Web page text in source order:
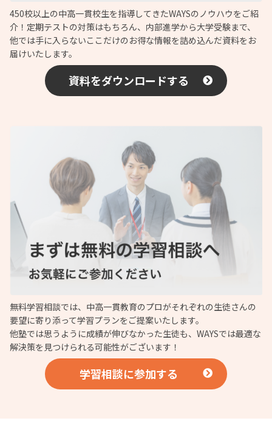
450校以上の中高一貫校生を指導してきたWAYSのノウハウをご紹
介！定期テストの対策はもちろん、内部進学から大学受験まで、
他では手に入らないここだけのお得な情報を詰め込んだ資料をお
届けいたします。
資料をダウンロードする
無料学習相談では、中高一貫教育のプロがそれぞれの生徒さんの
要望に寄り添って学習プランをご提案いたします。
他塾では思うように成績が伸びなかった生徒も、WAYSでは最適な
解決策を見つけられる可能性がございます！
学習相談に参加する